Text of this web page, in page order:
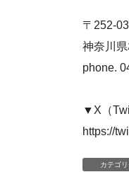
〒252-
神奈川
phone.
▼X（
https://
カテゴリ